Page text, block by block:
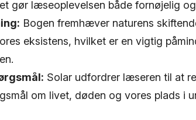
gør læseoplevelsen både fornøjelig
Bogen fremhæver naturens
eksistens, hvilket er en vigtig
Solar udfordrer læseren til at
om livet, døden og vores plads i